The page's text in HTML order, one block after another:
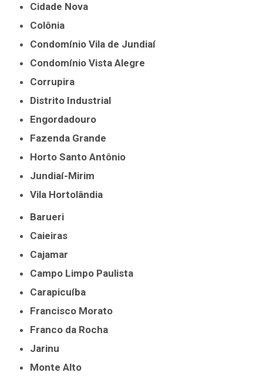
Cidade Nova
Colônia
Condomínio Vila de Jundiaí
Condomínio Vista Alegre
Corrupira
Distrito Industrial
Engordadouro
Fazenda Grande
Horto Santo Antônio
Jundiaí-Mirim
Vila Hortolândia
Barueri
Caieiras
Cajamar
Campo Limpo Paulista
Carapicuíba
Francisco Morato
Franco da Rocha
Jarinu
Monte Alto